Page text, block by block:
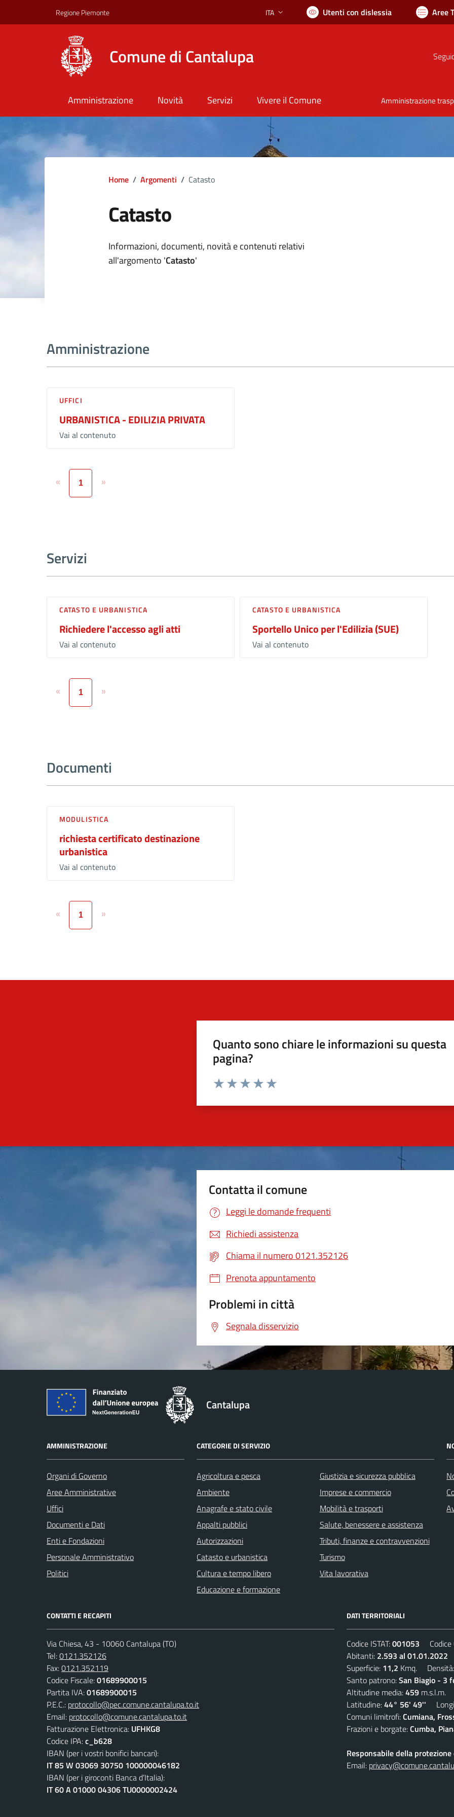
Regione Piemonte Lingua attiva:
ITA Utenti con dislessia Aree
Comune di Cantalupa
Amministrazione Novità Servizi Vivere il Comune Amministrazione
Home / Argomenti / Catasto
Catasto
Dettagli argomento
Informazioni, documenti, novità e contenuti relativi
all'argomento 'Catasto'
Amministrazione
UFFICI
URBANISTICA - EDILIZIA PRIVATA
Vai al contenuto
« 1 »
Servizi
CATASTO E URBANISTICA
Richiedere l'accesso agli atti
Vai al contenuto
CATASTO E URBANISTICA
Sportello Unico per l'Edilizia (SUE)
Vai al contenuto
« 1 »
Documenti
MODULISTICA
richiesta certificato destinazione
urbanistica
Vai al contenuto
« 1 »
Quanto sono chiare le informazioni su questa
pagina?
Valuta da 1 a 5 stelle la pagina
Contatta il comune
Leggi le domande frequenti
Richiedi assistenza
Chiama il numero 0121.352126
Prenota appuntamento
Problemi in città
Segnala disservizio
Cantalupa
AMMINISTRAZIONE
Organi di Governo
Aree Amministrative
Uffici
Documenti e Dati
Enti e Fondazioni
Personale Amministrativo
Politici
CATEGORIE DI SERVIZIO
Agricoltura e pesca
Ambiente
Anagrafe e stato civile
Appalti pubblici
Autorizzazioni
Catasto e urbanistica
Cultura e tempo libero
Educazione e formazione
Giustizia e sicurezza pubblica
Imprese e commercio
Mobilità e trasporti
Salute, benessere e assistenza
Tributi, finanze e contravvenzioni
Turismo
Vita lavorativa
CONTATTI E RECAPITI
Via Chiesa, 43 - 10060 Cantalupa (TO)
Tel:0121.352126
Fax:0121.352119
Codice Fiscale:01689900015
Partita IVA:01689900015
P.E.C.: protocollo@pec.comune.cantalupa.to.it
Email: protocollo@comune.cantalupa.to.it
Fatturazione Elettronica: UFHKG8
Codice IPA:c_b628
IBAN (per i vostri bonifici bancari):
IT 85 W 03069 30750 100000046182
IBAN (per i giroconti Banca d’Italia):
IT 60 A 01000 04306 TU0000002424
DATI TERRITORIALI
Codice ISTAT:001053 Codice
Abitanti: 2.593 al 01.01.2022
Superficie: 11,2 Kmq. Densità:
Santo patrono:San Biagio - 3
Altitudine media:459 m.s.l.m.
Latitudine:44° 56' 49''
Comuni limitrofi:Cumiana,
Frazioni e borgate:Cumba,
Responsabile della protezione
Email: